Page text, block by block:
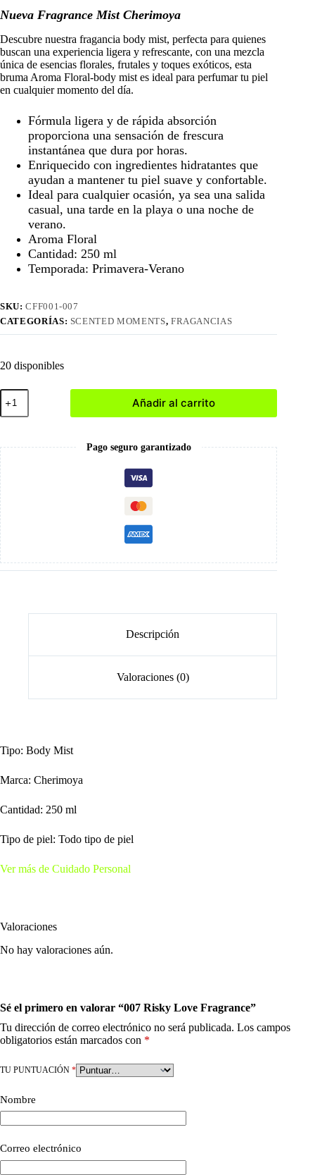
era:
es:
Nueva Fragrance Mist Cherimoya
Descubre nuestra fragancia body mist, perfecta para quienes
buscan una experiencia ligera y refrescante, con una mezcla
única de esencias florales, frutales y toques exóticos, esta
bruma Aroma Floral-body mist es ideal para perfumar tu piel
en cualquier momento del día.
Fórmula ligera y de rápida absorción
proporciona una sensación de frescura
instantánea que dura por horas.
Enriquecido con ingredientes hidratantes que
ayudan a mantener tu piel suave y confortable.
Ideal para cualquier ocasión, ya sea una salida
casual, una tarde en la playa o una noche de
verano.
Aroma Floral
Cantidad: 250 ml
Temporada: Primavera-Verano
SKU:CFF001-007
CATEGORÍAS: SCENTED MOMENTS, FRAGANCIAS
20 disponibles
007
Risky
Love
Añadir al carrito
Pago seguro garantizado
Descripción
Valoraciones (0)
Tipo: Body Mist
Marca: Cherimoya
Cantidad: 250 ml
Tipo de piel: Todo tipo de piel
Ver más de Cuidado Personal
Valoraciones
No hay valoraciones aún.
Sé el primero en valorar “007 Risky Love Fragrance”
Tu dirección de correo electrónico no será publicada. Los campos
obligatorios están marcados con *
TU PUNTUACIÓN *
Nombre
Correo electrónico